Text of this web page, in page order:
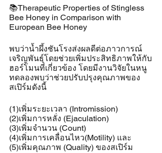
📚Therapeutic Properties of Stingless
Bee Honey in Comparison with
European Bee Honey
พบว่าน้ำผึ้งชันโรงส่งผลดีต่อภาวการณ์
เจริญพันธุ์โดยช่วยเพิ่มประสิทธิภาพให้กับ
ฮอร์โมนที่เกี่ยวข้อง โดยมีงานวิจัยในหนู
ทดลองพบว่าช่วยปรับปรุงคุณภาพของ
สเปิร์มดังนี้
(1)เพิ่มระยะเวลา (Intromission)
(2)เพิ่มการหลั่ง (Ejaculation)
(3)เพิ่มจำนวน (Count)
(4)เพิ่มการเคลื่อนไหว(Motility) และ
(5)เพิ่มคุณภาพ (Quality) ของสเปิร์ม